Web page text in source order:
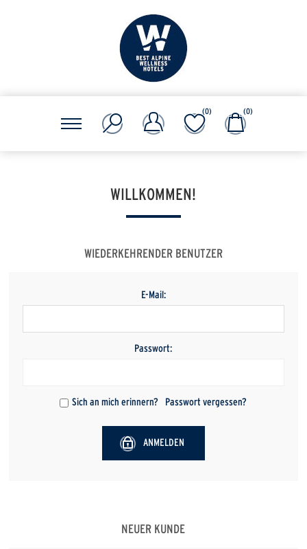
(0) (0)
WILLKOMMEN!
WIEDERKEHRENDER BENUTZER
E-Mail:
Passwort:
Sich an mich erinnern? Passwort vergessen?
ANMELDEN
NEUER KUNDE